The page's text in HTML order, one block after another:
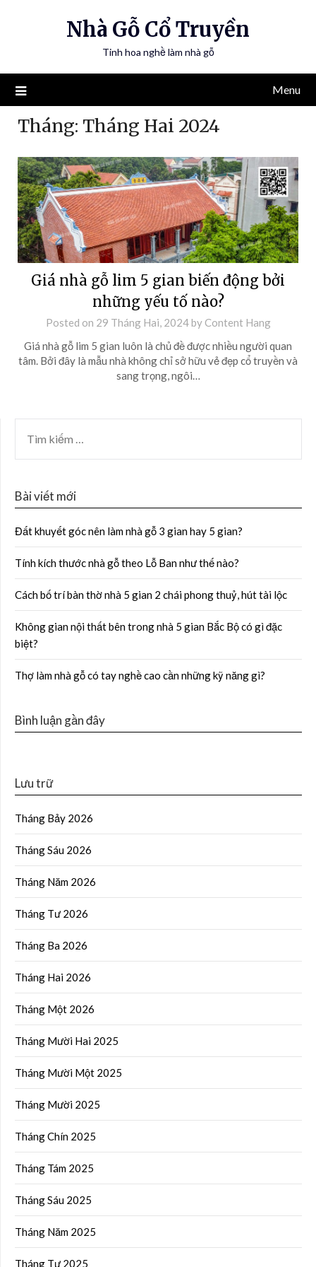
Nhà Gỗ Cổ Truyền
Tinh hoa nghề làm nhà gỗ
Menu
Tháng: Tháng Hai 2024
Giá nhà gỗ lim 5 gian biến động bởi
những yếu tố nào?
Posted on 29 Tháng Hai, 2024by Content Hang
Giá nhà gỗ lim 5 gian luôn là chủ đề được nhiều người quan
tâm. Bởi đây là mẫu nhà không chỉ sở hữu vẻ đẹp cổ truyền và
sang trọng, ngôi…
Bài viết mới
Đất khuyết góc nên làm nhà gỗ 3 gian hay 5 gian?
Tính kích thước nhà gỗ theo Lỗ Ban như thế nào?
Cách bố trí bàn thờ nhà 5 gian 2 chái phong thuỷ, hút tài lộc
Không gian nội thất bên trong nhà 5 gian Bắc Bộ có gì đặc
biệt?
Thợ làm nhà gỗ có tay nghề cao cần những kỹ năng gì?
Bình luận gần đây
Lưu trữ
Tháng Bảy 2026
Tháng Sáu 2026
Tháng Năm 2026
Tháng Tư 2026
Tháng Ba 2026
Tháng Hai 2026
Tháng Một 2026
Tháng Mười Hai 2025
Tháng Mười Một 2025
Tháng Mười 2025
Tháng Chín 2025
Tháng Tám 2025
Tháng Sáu 2025
Tháng Năm 2025
Tháng Tư 2025